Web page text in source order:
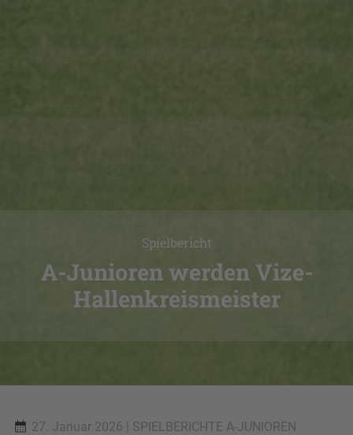
Spielbericht
A-Junioren werden Vize-
Hallenkreismeister
27. Januar 2026 | SPIELBERICHTE A-JUNIOREN